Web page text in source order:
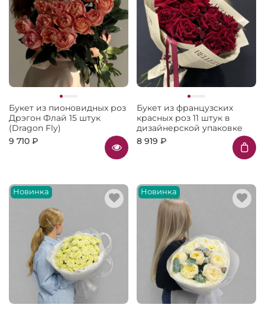
Букет из пионовидных роз
Дрэгон Флай 15 штук
(Dragon Fly)
9 710 ₽
Букет из французских
красных роз 11 штук в
дизайнерской упаковке
8 919 ₽
Новинка Новинка